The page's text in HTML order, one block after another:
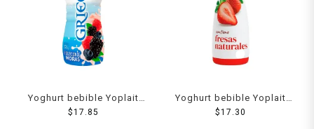
Yoghurt bebible Yoplait
Griego con moras bajo en
$17.85
Yoghurt bebible Yoplait
con fresas naturales 330 g
$17.30